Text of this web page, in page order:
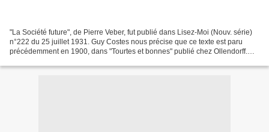
"La Société future", de Pierre Veber, fut publié dans Lisez-Moi (Nouv. série)
n°222 du 25 juillet 1931. Guy Costes nous précise que ce texte est paru
précédemment en 1900, dans "Tourtes et bonnes" publié chez Ollendorff.